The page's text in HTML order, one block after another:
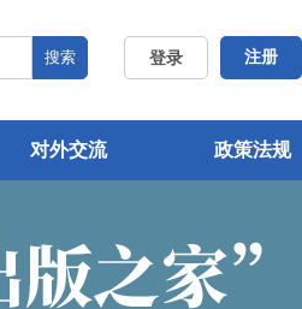
登录 注册
搜索
对外交流 政策法规